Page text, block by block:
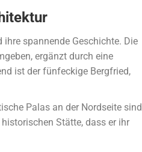
spannende Geschichte. Die
ergänzt durch eine
ist der fünfeckige Bergfried,
Palas an der Nordseite sind
Stätte, dass er ihr